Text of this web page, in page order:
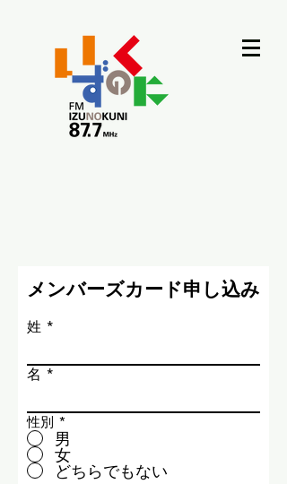
メンバーズカード申し込み
姓
名
性別 *
男
女
どちらでもない